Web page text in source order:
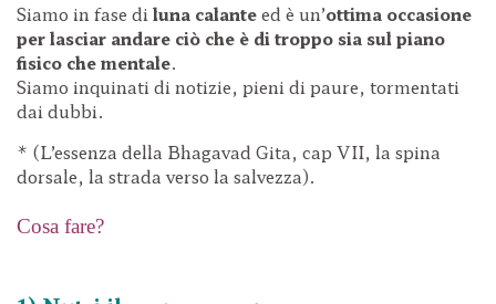
Siamo in fase di luna calanteed è un’ottima occasione
per lasciar andare ciò che è di troppo sia sul piano
fisico che mentale.
Siamo inquinati di notizie, pieni di paure, tormentati
dai dubbi.
* (L’essenza della Bhagavad Gita, cap VII, la spina
dorsale, la strada verso la salvezza).
Cosa fare?